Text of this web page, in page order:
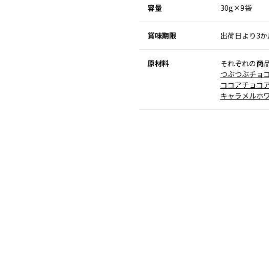
容量 30g×9袋
賞味期限 出荷日より3
原材料
それぞれの商
つぶつぶチョ
ココアチョコ
キャラメルホ